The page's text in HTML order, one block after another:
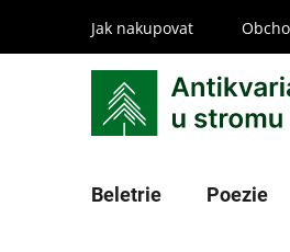
obsah
Jak nakupovat
Beletrie Poezie